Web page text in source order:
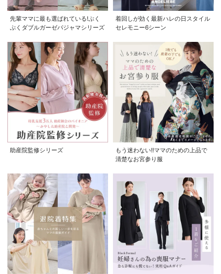
先輩ママに最も選ばれている!ぷく
ぷくダブルガーゼパジャマシリーズ
着回しが効く最新ハレの日スタイル
セレモニー6シーン
助産院監修シリーズ
もう迷わない!!ママのための上品で
清楚なお宮参り服